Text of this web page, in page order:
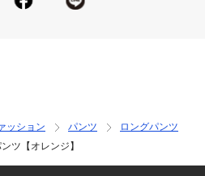
W58 H85 着用サイズ：38
ッション パンツ
ロングパンツ
ツ【オレンジ】